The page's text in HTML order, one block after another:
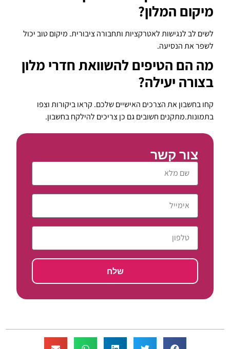
צור קשר
שלח
מיקום המלון?
לשים לב לנגישות לאטרקציות ותחבורה ציבורית. מיקום טוב יכול
לשפר את הנסיעה.
מה הם הטיפים להשוואת חדרי מלון
בצורה יעילה?
קחו בחשבון את הצרכים האישיים שלכם. קראו ביקורות וצפו
בתמונות.מתקנים חשובים גם כן צריכים להילקח בחשבון.